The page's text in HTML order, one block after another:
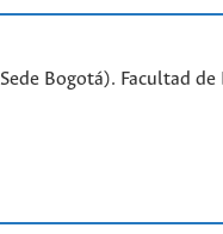
Bogotá). Facultad de